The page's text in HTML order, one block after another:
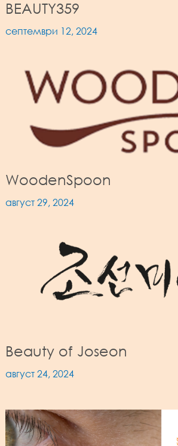
BEAUTY359
септември 12, 2024
WoodenSpoon
август 29, 2024
Beauty of Joseon
август 24, 2024